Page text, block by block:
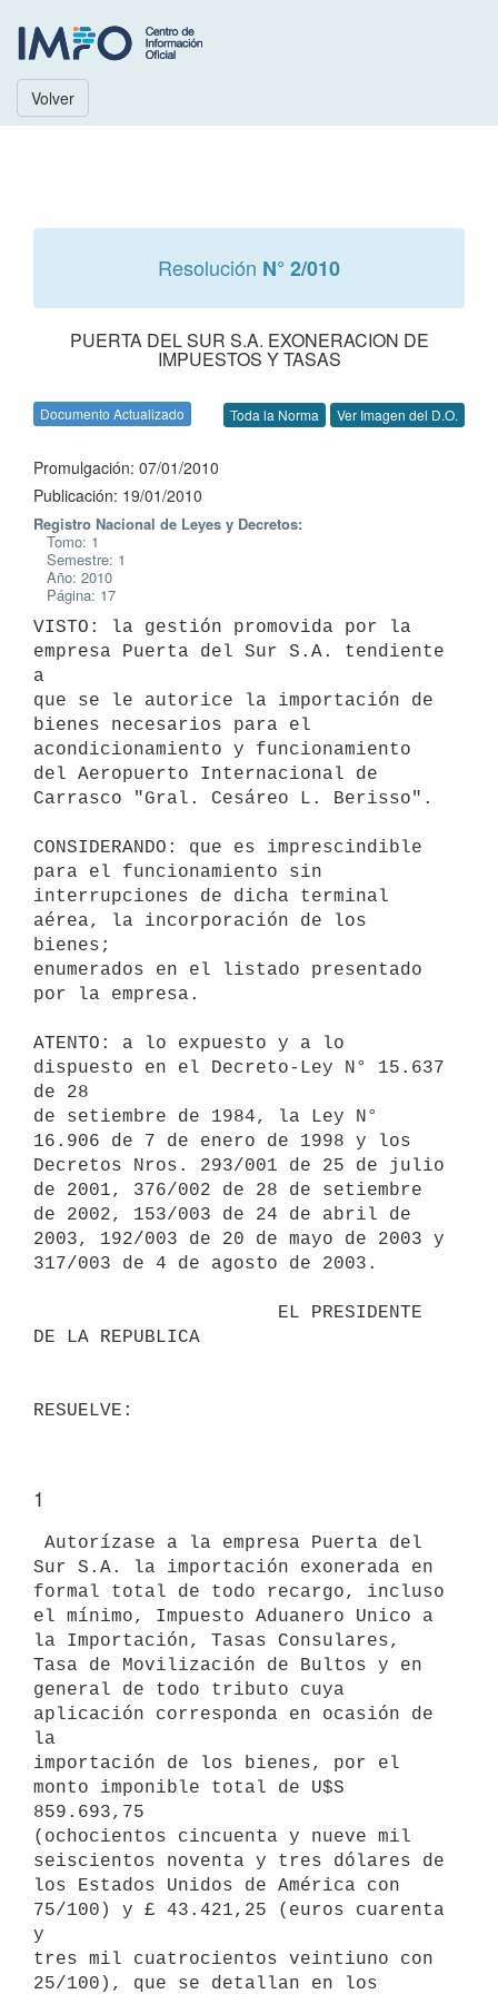
Volver
Resolución N° 2/010
PUERTA DEL SUR S.A. EXONERACION DE
IMPUESTOS Y TASAS
Documento Actualizado Toda la Norma Ver Imagen del D.O.
Promulgación: 07/01/2010
Publicación: 19/01/2010
Registro Nacional de Leyes y Decretos:
Tomo: 1
Semestre: 1
Año: 2010
Página: 17
VISTO: la gestión promovida por la
empresa Puerta del Sur S.A. tendiente
a
que se le autorice la importación de
bienes necesarios para el
acondicionamiento y funcionamiento
del Aeropuerto Internacional de
Carrasco "Gral. Cesáreo L. Berisso".
CONSIDERANDO: que es imprescindible
para el funcionamiento sin
interrupciones de dicha terminal
aérea, la incorporación de los
bienes;
enumerados en el listado presentado
por la empresa.
ATENTO: a lo expuesto y a lo
dispuesto en el Decreto-Ley N° 15.637
de 28
de setiembre de 1984, la Ley N°
16.906 de 7 de enero de 1998 y los
Decretos Nros. 293/001 de 25 de julio
de 2001, 376/002 de 28 de setiembre
de 2002, 153/003 de 24 de abril de
2003, 192/003 de 20 de mayo de 2003 y
317/003 de 4 de agosto de 2003.
DE LA REPUBLICA
1
Sur S.A. la importación exonerada en
formal total de todo recargo, incluso
el mínimo, Impuesto Aduanero Unico a
la Importación, Tasas Consulares,
Tasa de Movilización de Bultos y en
general de todo tributo cuya
aplicación corresponda en ocasión de
la
importación de los bienes, por el
monto imponible total de U$S
859.693,75
(ochocientos cincuenta y nueve mil
seiscientos noventa y tres dólares de
los Estados Unidos de América con
75/100) y £ 43.421,25 (euros cuarenta
y
tres mil cuatrocientos veintiuno con
25/100), que se detallan en los